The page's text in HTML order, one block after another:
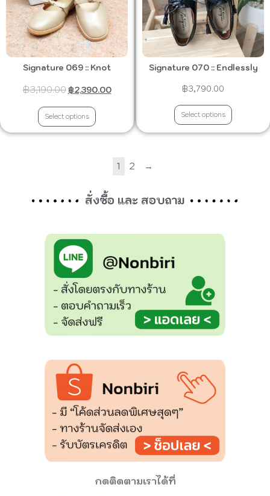
Signature 069 :: Knot
฿3,190.00 ฿2,390.00
Select options
Signature 070 :: Endlessly
฿3,790.00
Select options
1 2 →
สั่งซื้อ และ สอบถาม
กดติดตามเราได้ที่